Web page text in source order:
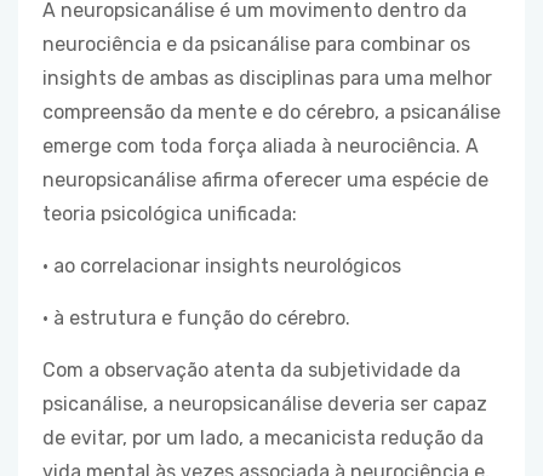
A neuropsicanálise é um movimento dentro da
neurociência e da psicanálise para combinar os
insights de ambas as disciplinas para uma melhor
compreensão da mente e do cérebro, a psicanálise
emerge com toda força aliada à neurociência. A
neuropsicanálise afirma oferecer uma espécie de
teoria psicológica unificada:
• ao correlacionar insights neurológicos
• à estrutura e função do cérebro.
Com a observação atenta da subjetividade da
psicanálise, a neuropsicanálise deveria ser capaz
de evitar, por um lado, a mecanicista redução da